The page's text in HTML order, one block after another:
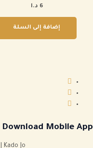
6 د.ا
إضافة إلى السلة
Download Mobile App
Jo